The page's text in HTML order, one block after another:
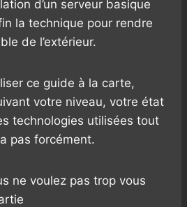
d’un serveur basique
la technique pour rendre
de l’extérieur.
ce guide à la carte,
votre niveau, votre état
technologies utilisées tout
pas forcément.
ne voulez pas trop vous